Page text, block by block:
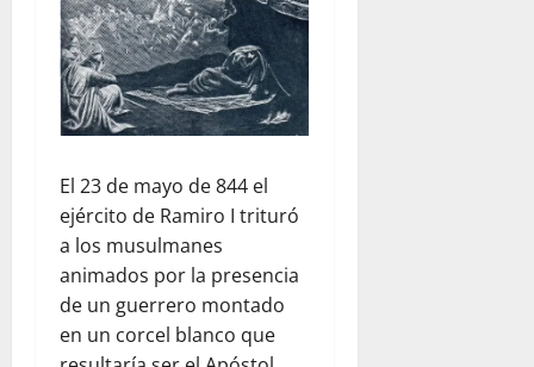
El 23 de mayo de 844 el
ejército de Ramiro I trituró
a los musulmanes
animados por la presencia
de un guerrero montado
en un corcel blanco que